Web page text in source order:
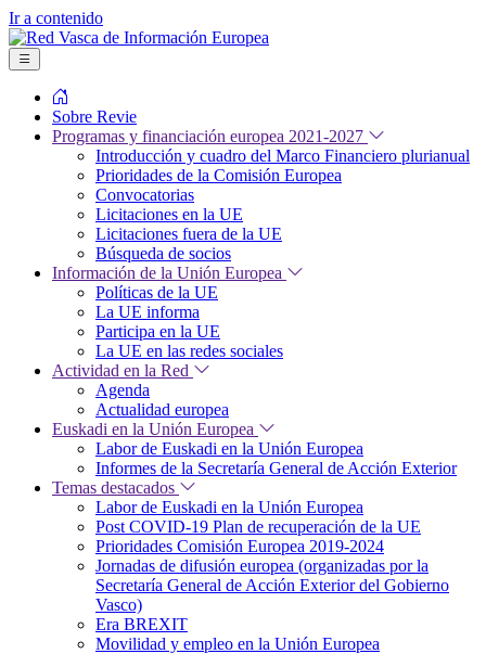
Ir a contenido
Sobre Revie
Programas y financiación europea 2021-2027
Introducción y cuadro del Marco Financiero plurianual
Prioridades de la Comisión Europea
Convocatorias
Licitaciones en la UE
Licitaciones fuera de la UE
Búsqueda de socios
Información de la Unión Europea
Políticas de la UE
La UE informa
Participa en la UE
La UE en las redes sociales
Actividad en la Red
Agenda
Actualidad europea
Euskadi en la Unión Europea
Labor de Euskadi en la Unión Europea
Informes de la Secretaría General de Acción Exterior
Temas destacados
Labor de Euskadi en la Unión Europea
Post COVID-19 Plan de recuperación de la UE
Prioridades Comisión Europea 2019-2024
Jornadas de difusión europea (organizadas por la
Secretaría General de Acción Exterior del Gobierno
Vasco)
Era BREXIT
Movilidad y empleo en la Unión Europea